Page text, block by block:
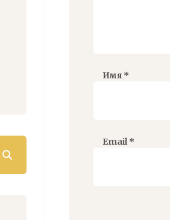
Имя *
Email *